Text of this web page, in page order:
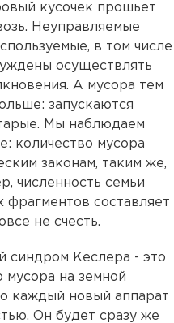
кусочек прошьет
Неуправляемые
в том числе
осуществлять
А мусора тем
запускаются
Мы наблюдаем
количество мусора
законам, таким же,
численность семьи
составляет
не счесть.
синдром Кеслера - это
мусора на земной
каждый новый аппарат
Он будет сразу же